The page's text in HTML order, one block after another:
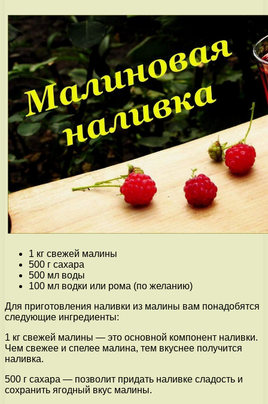
1 кг свежей малины
500 г сахара
500 мл воды
100 мл водки или рома (по желанию)
Для приготовления наливки из малины вам понадобятся
следующие ингредиенты:
1 кг свежей малины — это основной компонент наливки.
Чем свежее и спелее малина, тем вкуснее получится
наливка.
500 г сахара — позволит придать наливке сладость и
сохранить ягодный вкус малины.